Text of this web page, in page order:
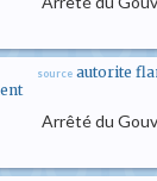
source autorite
Arrêté du